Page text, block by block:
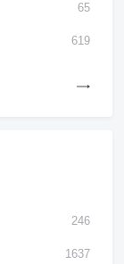
65
619
246
1637